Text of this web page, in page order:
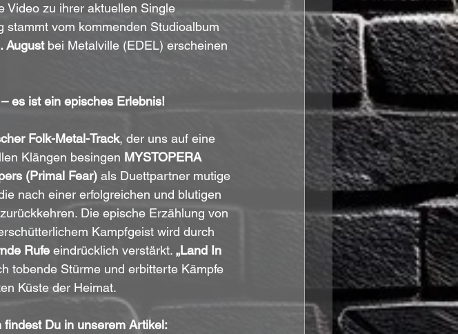
Video zu ihrer aktuellen Single
vom kommenden Studioalbum
August bei Metalville (EDEL) erscheinen
es ist ein episches Erlebnis!
Folk-Metal-Track, der uns auf eine
Klängen besingen MYSTOPERA
(Primal Fear) als Duettpartner mutige
nach einer erfolgreichen und blutigen
Die epische Erzählung von
Kampfgeist wird durch
Rufe eindrücklich verstärkt. „Land In
tobende Stürme und erbitterte Kämpfe
Küste der Heimat.
Du in unserem Artikel: